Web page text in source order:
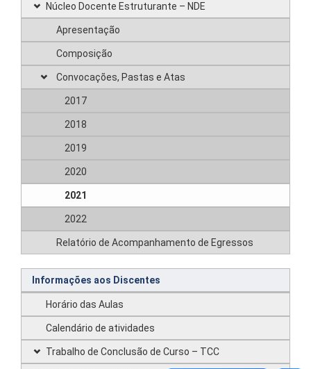
Núcleo Docente Estruturante – NDE
Apresentação
Composição
Convocações, Pastas e Atas
2017
2018
2019
2020
2021
2022
Relatório de Acompanhamento de Egressos
Informações aos Discentes
Horário das Aulas
Calendário de atividades
Trabalho de Conclusão de Curso – TCC